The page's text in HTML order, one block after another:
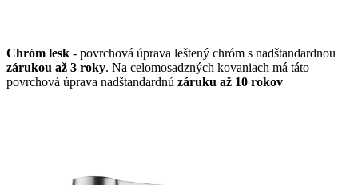
Chróm lesk - povrchová úprava leštený chróm s nadštandardnou
zárukou až 3 roky. Na celomosadzných kovaniach má táto
povrchová úprava nadštandardnú záruku až 10 rokov